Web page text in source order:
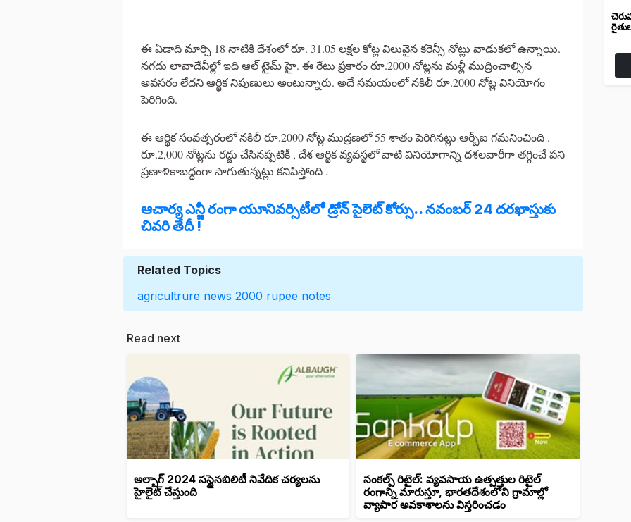
ఈ ఏడాది మార్చి 18 నాటికి దేశంలో రూ. 31.05 లక్షల కోట్ల విలువైన కరెన్సీ నోట్లు వాడుకలో ఉన్నాయి.
నగదు లావాదేవీల్లో ఇది ఆల్ టైమ్ హై. ఈ రేటు ప్రకారం రూ.2000 నోట్లను మళ్లీ ముద్రించాల్సిన
అవసరం లేదని ఆర్థిక నిపుణులు అంటున్నారు. అదే సమయంలో నకిలీ రూ.2000 నోట్ల వినియోగం
పెరిగింది.
ఈ ఆర్థిక సంవత్సరంలో నకిలీ రూ.2000 నోట్ల ముద్రణలో 55 శాతం పెరిగినట్లు ఆర్బీఐ గమనించింది .
రూ.2,000 నోట్లను రద్దు చేసినప్పటికీ , దేశ ఆర్థిక వ్యవస్థలో వాటి వినియోగాన్ని దశలవారీగా తగ్గించే పని
ప్రణాళికాబద్ధంగా సాగుతున్నట్లు కనిపిస్తోంది .
ఆచార్య ఎన్జీ రంగా యూనివర్సిటీలో డ్రోన్ పైలెట్ కోర్సు.. నవంబర్ 24 దరఖాస్తుకు
చివరి తేదీ !
Related Topics
agricultrure news 2000 rupee notes
Read next
అల్బాగ్ 2024 సస్టైనబిలిటీ నివేదిక చర్యలను
హైలైట్ చేస్తుంది
సంకల్ప్ రిటైల్: వ్యవసాయ ఉత్పత్తుల రిటైల్
రంగాన్ని మారుస్తూ, భారతదేశంలోని గ్రామాల్లో
వ్యాపార అవకాశాలను విస్తరించడం